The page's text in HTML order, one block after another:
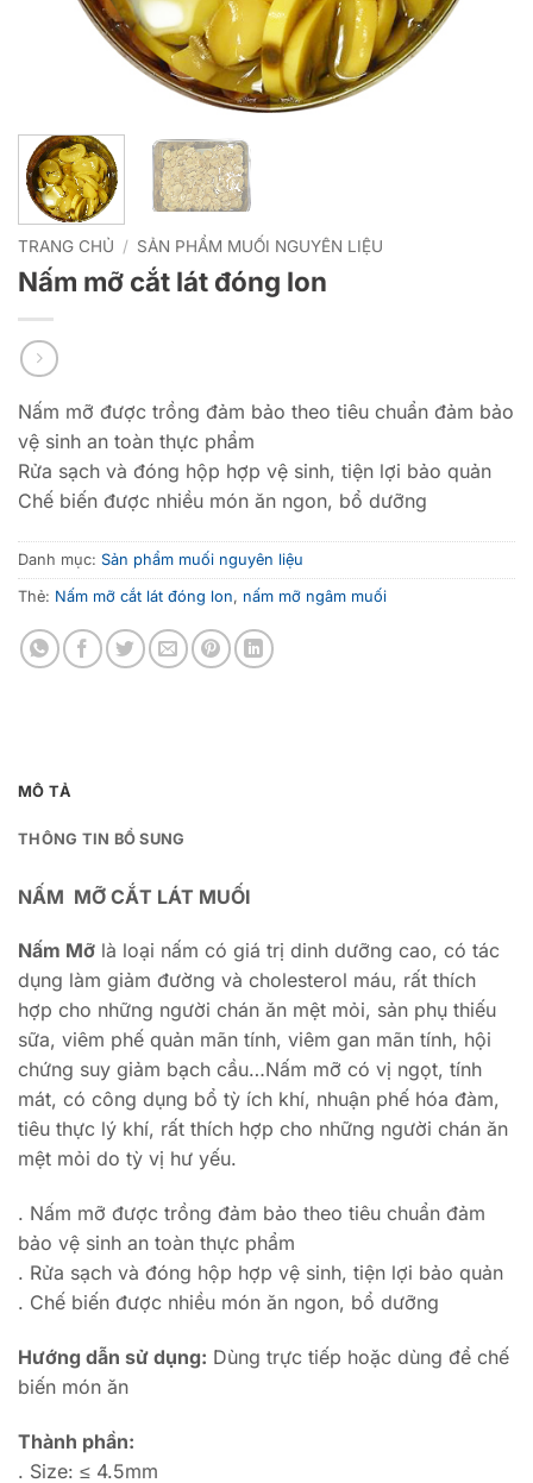
TRANG CHỦ / SẢN PHẨM MUỐI NGUYÊN LIỆU
Nấm mỡ cắt lát đóng lon
Nấm mỡ được trồng đảm bảo theo tiêu chuẩn đảm bảo
vệ sinh an toàn thực phẩm
Rửa sạch và đóng hộp hợp vệ sinh, tiện lợi bảo quản
Chế biến được nhiều món ăn ngon, bổ dưỡng
Danh mục: Sản phẩm muối nguyên liệu
Thẻ: Nấm mỡ cắt lát đóng lon, nấm mỡ ngâm muối
MÔ TẢ
THÔNG TIN BỔ SUNG
NẤM MỠ CẮT LÁT MUỐI
Nấm Mỡ là loại nấm có giá trị dinh dưỡng cao, có tác
dụng làm giảm đường và cholesterol máu, rất thích
hợp cho những người chán ăn mệt mỏi, sản phụ thiếu
sữa, viêm phế quản mãn tính, viêm gan mãn tính, hội
chứng suy giảm bạch cầu…Nấm mỡ có vị ngọt, tính
mát, có công dụng bổ tỳ ích khí, nhuận phế hóa đàm,
tiêu thực lý khí, rất thích hợp cho những người chán ăn
mệt mỏi do tỳ vị hư yếu.
. Nấm mỡ được trồng đảm bảo theo tiêu chuẩn đảm
bảo vệ sinh an toàn thực phẩm
. Rửa sạch và đóng hộp hợp vệ sinh, tiện lợi bảo quản
. Chế biến được nhiều món ăn ngon, bổ dưỡng
Hướng dẫn sử dụng: Dùng trực tiếp hoặc dùng để chế
biến món ăn
Thành phần:
. Size: ≤ 4.5mm